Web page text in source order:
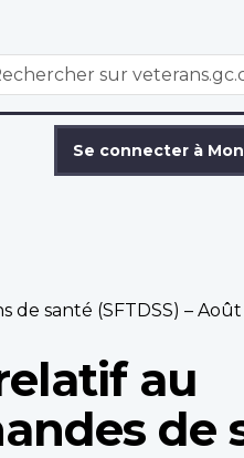
Se connecter à
santé (SFTDSS) –
au
de